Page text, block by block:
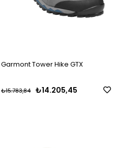
Garmont Tower Hike GTX
₺14.205,45
₺15.783,84